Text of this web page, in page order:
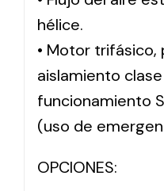
hélice.
• Motor trifásico,
aislamiento
funcionamiento
(uso de
OPCIONES: